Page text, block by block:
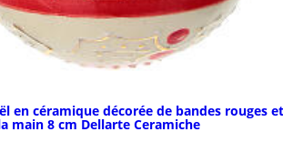
en céramique décorée de bandes rouges
main 8 cm Dellarte Ceramiche